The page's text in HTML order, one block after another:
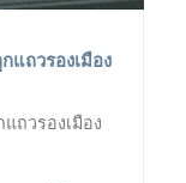
แถวรองเมือง
ถวรองเมือง